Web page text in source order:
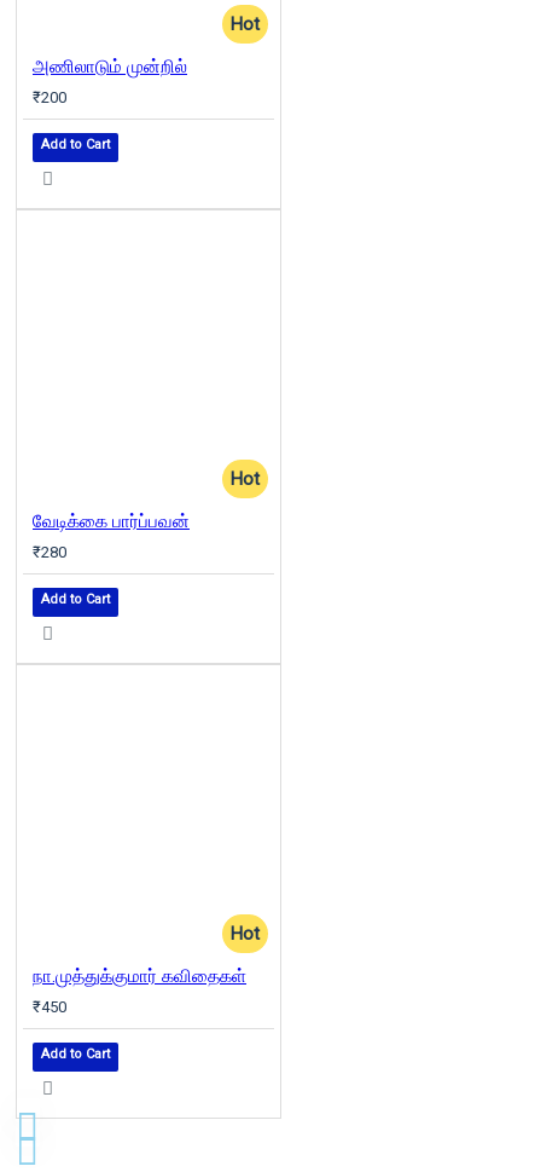
Hot
அணிலாடும் முன்றில்
₹200
Add to Cart
Hot
வேடிக்கை பார்ப்பவன்
₹280
Add to Cart
Hot
நா.முத்துக்குமார் கவிதைகள்
₹450
Add to Cart